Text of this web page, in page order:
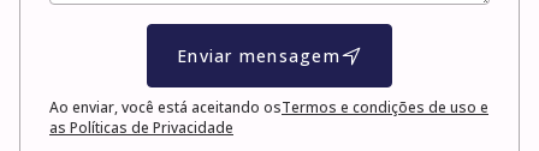
Enviar mensagem
Ao enviar, você está aceitando osTermos e condições de uso e
as Políticas de Privacidade